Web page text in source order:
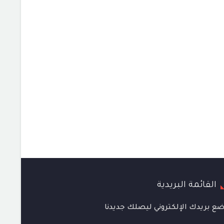
القائمة البريدية
ضع بريدك الإلكتروني ليصلك جديدنا